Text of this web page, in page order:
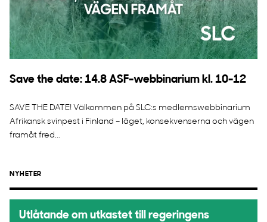
Save the date: 14.8 ASF-webbinarium kl. 10-12
SAVE THE DATE! Välkommen på SLC:s medlemswebbinarium
Afrikansk svinpest i Finland – läget, konsekvenserna och vägen
framåt fred...
NYHETER
Utlåtande om utkastet till regeringens